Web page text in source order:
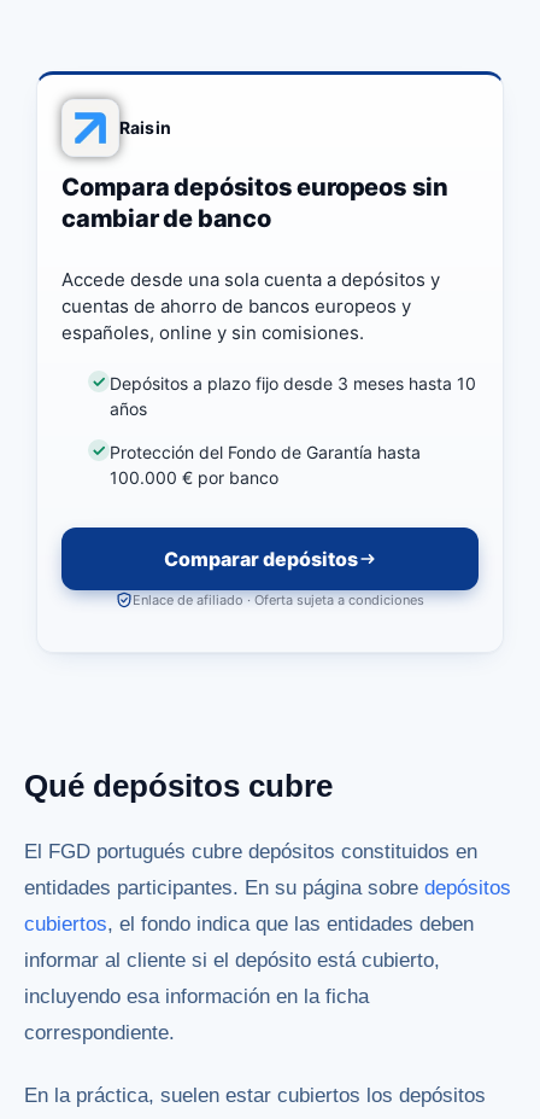
Raisin
Compara depósitos europeos sin
cambiar de banco
Accede desde una sola cuenta a depósitos y
cuentas de ahorro de bancos europeos y
españoles, online y sin comisiones.
Depósitos a plazo fijo desde 3 meses hasta 10
años
Protección del Fondo de Garantía hasta
100.000 € por banco
Comparar depósitos
Enlace de afiliado · Oferta sujeta a condiciones
Qué depósitos cubre
El FGD portugués cubre depósitos constituidos en
entidades participantes. En su página sobre depósitos
cubiertos, el fondo indica que las entidades deben
informar al cliente si el depósito está cubierto,
incluyendo esa información en la ficha
correspondiente.
En la práctica, suelen estar cubiertos los depósitos